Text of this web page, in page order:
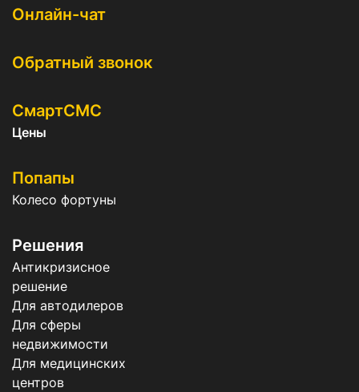
Онлайн-чат
Обратный звонок
СмартСМС
Цены
Попапы
Колесо фортуны
Решения
Антикризисное
решение
Для автодилеров
Для сферы
недвижимости
Для медицинских
центров